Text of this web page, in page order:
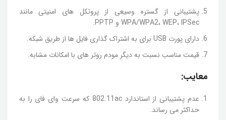
پشتیبانی از گستره وسیعی از پروتکل های امنیتی مانند
WPA/WPA2، WEP، IPSec و PPTP.
دارای پورت USB برای به اشتراک گذاری فایل ها از طریق شبکه.
قیمت مناسب نسبت به دیگر مودم روتر های با امکانات مشابه.
معایب:
عدم پشتیبانی از استاندارد 802.11ac که سرعت وای فای را به
حداکثر می رساند.